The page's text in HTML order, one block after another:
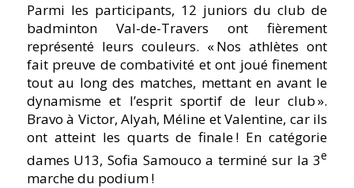
Parmi les participants, 12 juniors du club de
badminton Val-de-Travers ont fièrement
représenté leurs couleurs. « Nos athlètes ont
fait preuve de combativité et ont joué finement
tout au long des matches, mettant en avant le
dynamisme et l’esprit sportif de leur club ».
Bravo à Victor, Alyah, Méline et Valentine, car ils
ont atteint les quarts de finale ! En catégorie
dames U13, Sofia Samouco a terminé sur la 3e
marche du podium !